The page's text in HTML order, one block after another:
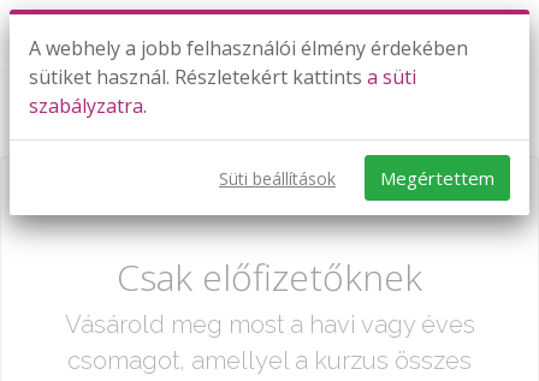
Integrálási módszerek 1.
Már csak egy lépés:
Csak előfizetőknek
Vásárold meg most a havi vagy éves
csomagot, amellyel a kurzus összes
A webhely a jobb felhasználói élmény érdekében
sütiket használ. Részletekért kattints a süti
szabályzatra.
Süti beállítások Megértettem